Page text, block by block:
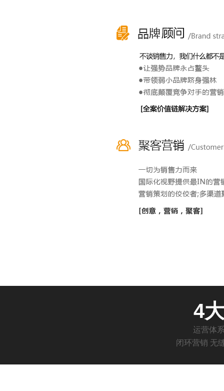
4大
运营体
闭环营销 无